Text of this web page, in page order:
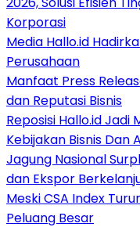
Korporasi
Media Hallo.id
Perusahaan
Manfaat Press
dan Reputasi Bisnis
Reposisi Hallo.id
Kebijakan Bisnis Dan
Jagung Nasional
dan Ekspor
Meski CSA Index
Peluang Besar